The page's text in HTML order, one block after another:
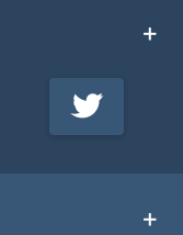
Twitter